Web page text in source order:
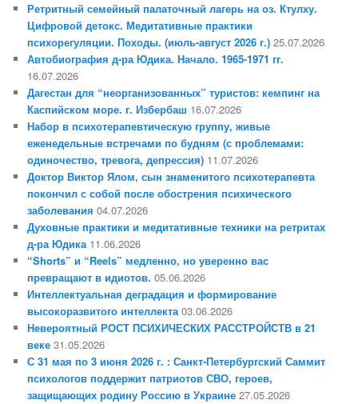
Ретритный семейный палаточный лагерь на оз. Ктулху.
Цифровой детокс. Медитативные практики
психорегуляции. Походы. (июль-август 2026 г.) 25.07.2026
Автобиография д-ра Юдика. Начало. 1965-1971 гг.
16.07.2026
Дагестан для “неорганизованных” туристов: кемпинг на
Каспийском море. г. Избербаш 16.07.2026
Набор в психотерапевтическую группу, живые
еженедельные встречами по будням (с проблемами:
одиночество, тревога, депрессия) 11.07.2026
Доктор Виктор Ялом, сын знаменитого психотерапевта
покончил с собой после обострения психического
заболевания 04.07.2026
Духовные практики и медитативные техники на ретритах
д-ра Юдика 11.06.2026
“Shorts” и “Reels” медленно, но уверенно вас
превращают в идиотов. 05.06.2026
Интеллектуальная деградация и формирование
высокоразвитого интеллекта 03.06.2026
Невероятный РОСТ ПСИХИЧЕСКИХ РАССТРОЙСТВ в 21
веке 31.05.2026
С 31 мая по 3 июня 2026 г. : Санкт-Петербургский Саммит
психологов поддержит патриотов СВО, героев,
защищающих родину Россию в Украине 27.05.2026